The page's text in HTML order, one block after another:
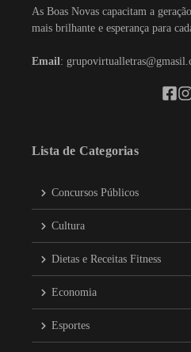
As Boas Novas capacitam a
mais brilhante e esperança para
Email:
Lista de Categorias
Concursos Públicos
Cultura
Dietas e Receitas Fitness
Economia
Esportes